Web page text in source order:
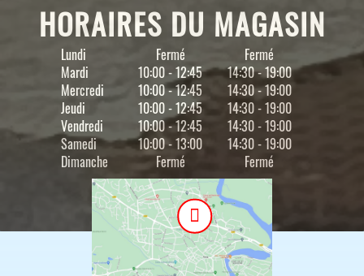
HORAIRES DU MAGASIN
Lundi Fermé
Fermé
Mardi
10:00 - 12:45
14:30 - 19:00
Mercredi
10:00 - 12:45
14:30 - 19:00
Jeudi
10:00 - 12:45
14:30 - 19:00
Vendredi
10:00 - 12:45
14:30 - 19:00
Samedi
10:00 - 13:00
14:30 - 19:00
Dimanche
Fermé Fermé